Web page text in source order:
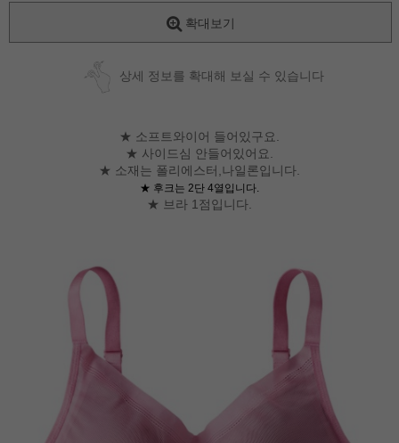
확대보기
상세 정보를 확대해 보실 수 있습니다
★ 소프트와이어 들어있구요.
★ 사이드심 안들어있어요.
★ 소재는 폴리에스터,나일론입니다.
★ 후크는 2단 4열입니다.
★ 브라 1점입니다.